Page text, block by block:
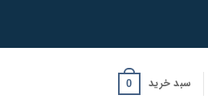
سبد خرید 0